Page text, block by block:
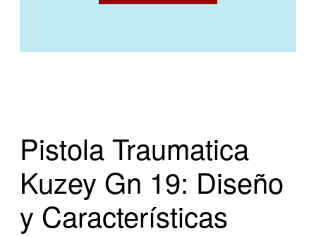
Pistola Traumatica
Kuzey Gn 19: Diseño
y Características